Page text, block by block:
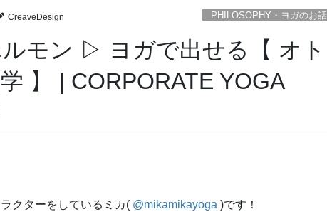
CreaveDesign PHILOSOPHY・ヨガのお話
モン ▷ ヨガで出せる【 オト
】 | CORPORATE YOGA
クターをしているミカ( @mikamikayoga )です！